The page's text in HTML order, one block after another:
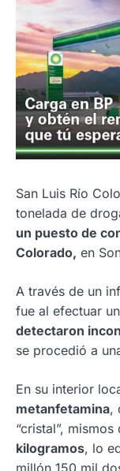
San Luis Río
tonelada de
un puesto de
Colorado, en
A través de un
fue al efectuar
detectaron
se procedió a
En su interior
metanfetamina,
“cristal”, mismos
kilogramos, lo
millón 150 mil